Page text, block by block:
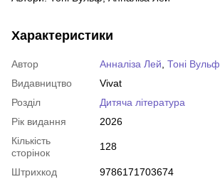
Характеристики
Автор Анналіза Лей Тоні Вульф
Видавництво
Vivat
Розділ
Дитяча література
Рік видання
2026
Кількість
сторінок
128
Штрихкод
9786171703674